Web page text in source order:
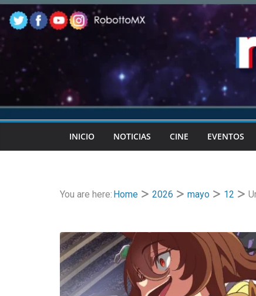
Skip
to
content
INICIO NOTICIAS CINE EVENTOS
You are here: Home 2026 mayo 12